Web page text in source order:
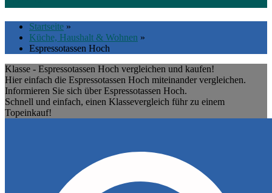
Startseite »
Küche, Haushalt & Wohnen »
Espressotassen Hoch
Klasse - Espressotassen Hoch vergleichen und kaufen!
Hier einfach die Espressotassen Hoch miteinander vergleichen.
Informieren Sie sich über Espressotassen Hoch.
Schnell und einfach, einen Klassevergleich führ zu einem
Topeinkauf!